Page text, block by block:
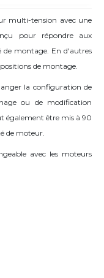
multi-tension avec une
pour répondre aux
de montage. En d'autres
de montage.
la configuration de
ou de modification
également être mis à 90
de moteur.
avec les moteurs